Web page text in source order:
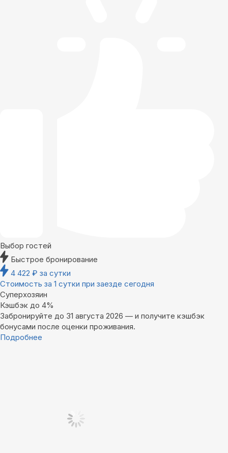
Выбор гостей
Быстрое бронирование
4 422 ₽ за сутки
Стоимость за 1 сутки при заезде сегодня
Суперхозяин
Кэшбэк до 4%
Забронируйте до 31 августа 2026 — и получите кэшбэк
бонусами после оценки проживания.
Подробнее